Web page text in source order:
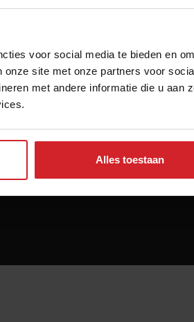
voor social media te bieden en
site met onze partners voor
met andere informatie die u aan
Alles toestaan
Volg